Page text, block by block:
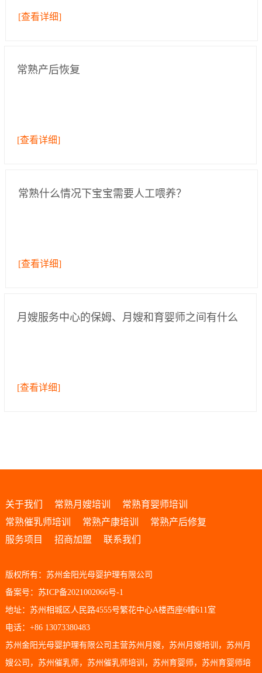
[查看详细]
常熟产后恢复
[查看详细]
常熟什么情况下宝宝需要人工喂养？
[查看详细]
月嫂服务中心的保姆、月嫂和育婴师之间有什么
[查看详细]
关于我们 常熟月嫂培训
常熟育婴师培训
常熟催乳师培训
常熟产康培训
常熟产后修复
服务项目
招商加盟 联系我们
版权所有：苏州金阳光母婴护理有限公司
备案号：苏ICP备2021002066号-1
地址：苏州相城区人民路4555号繁花中心A楼西座6幢611室
电话：+86 13073380483
苏州金阳光母婴护理有限公司主营苏州月嫂 ， 苏州月嫂培训 ， 苏州月
嫂公司 ， 苏州催乳师 ， 苏州催乳师培训 ， 苏州育婴师 ， 苏州育婴师培